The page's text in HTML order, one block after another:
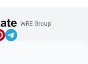
WRE Group